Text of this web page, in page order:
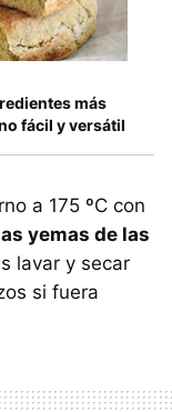
más
fácil y versátil
a 175 ºC con
yemas de las
lavar y secar
si fuera